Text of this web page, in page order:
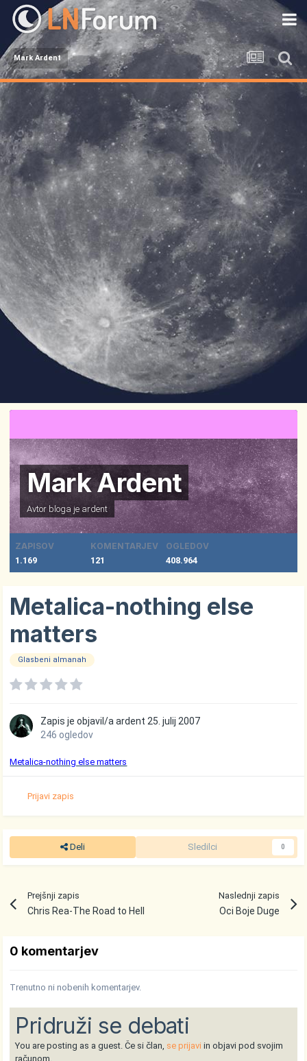
Mark Ardent
Mark Ardent
Avtor bloga je ardent
ZAPISOV
1.169
KOMENTARJEV
121
OGLEDOV
408.964
Metalica-nothing else
matters
Glasbeni almanah
Zapis je objavil/aardent 25. julij 2007
246 ogledov
Metalica-nothing else matters
Prijavi zapis
Deli Sledilci 0
Prejšnji zapis
Chris Rea-The Road to Hell
Naslednji zapis
Oci Boje Duge
0 komentarjev
Trenutno ni nobenih komentarjev.
Pridruži se debati
You are posting as a guest. Če si član, se prijavi in objavi pod svojim
računom.